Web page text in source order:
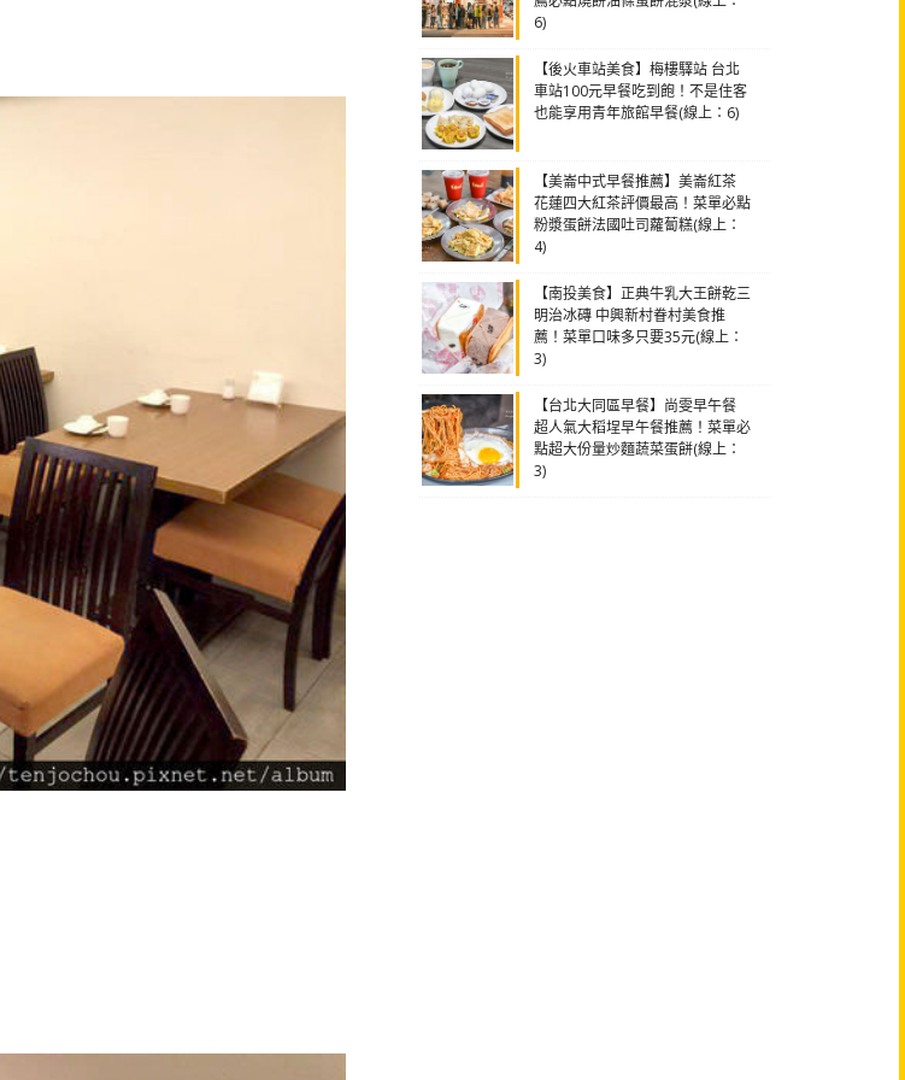
6)
【後火車站美食】梅樓驛站 台北
車站100元早餐吃到飽！不是住客
也能享用青年旅館早餐(線上：6)
【美崙中式早餐推薦】美崙紅茶
花蓮四大紅茶評價最高！菜單必點
粉漿蛋餅法國吐司蘿蔔糕(線上：
4)
【南投美食】正典牛乳大王餅乾三
明治冰磚 中興新村眷村美食推
薦！菜單口味多只要35元(線上：
3)
【台北大同區早餐】尚雯早午餐
超人氣大稻埕早午餐推薦！菜單必
點超大份量炒麵蔬菜蛋餅(線上：
3)